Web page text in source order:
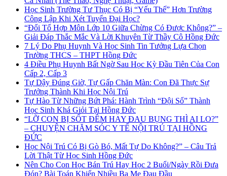
Học Sinh Trường Tư Thục Có Bị “Yếu Thế” Hơn Trường
Công Lập Khi Xét Tuyển Đại Học?
“Đổi Tổ Hợp Môn Lớp 10 Giữa Chừng Có Được Không?” –
Giải Đáp Thắc Mắc Và Lời Khuyên Từ Thầy Cô Hồng Đức
7 Lý Do Phụ Huynh Và Học Sinh Tin Tưởng Lựa Chọn
Trường THCS – THPT Hồng Đức
4 Điều Phụ Huynh Bất Ngờ Sau Học Kỳ Đầu Tiên Của Con
Cấp 2, Cấp 3
Tự Dậy Đúng Giờ, Tự Gấp Chăn Màn: Con Đã Thực Sự
Trưởng Thành Khi Học Nội Trú
Tự Hào Từ Những Bứt Phá: Hành Trình “Đội Sổ” Thành
Học Sinh Khá Giỏi Tại Hồng Đức
“LỠ CON BỊ SỐT ĐÊM HAY ĐAU BỤNG THÌ AI LO?”
– CHUYỆN CHĂM SÓC Y TẾ NỘI TRÚ TẠI HỒNG
ĐỨC
Học Nội Trú Có Bị Gò Bó, Mất Tự Do Không?” – Câu Trả
Lời Thật Từ Học Sinh Hồng Đức
Nên Cho Con Học Bán Trú Hay Học 2 Buổi/Ngày Rồi Đưa
Đón? Bài Toán Khiến Nhiều Ba Mẹ Đau Đầu